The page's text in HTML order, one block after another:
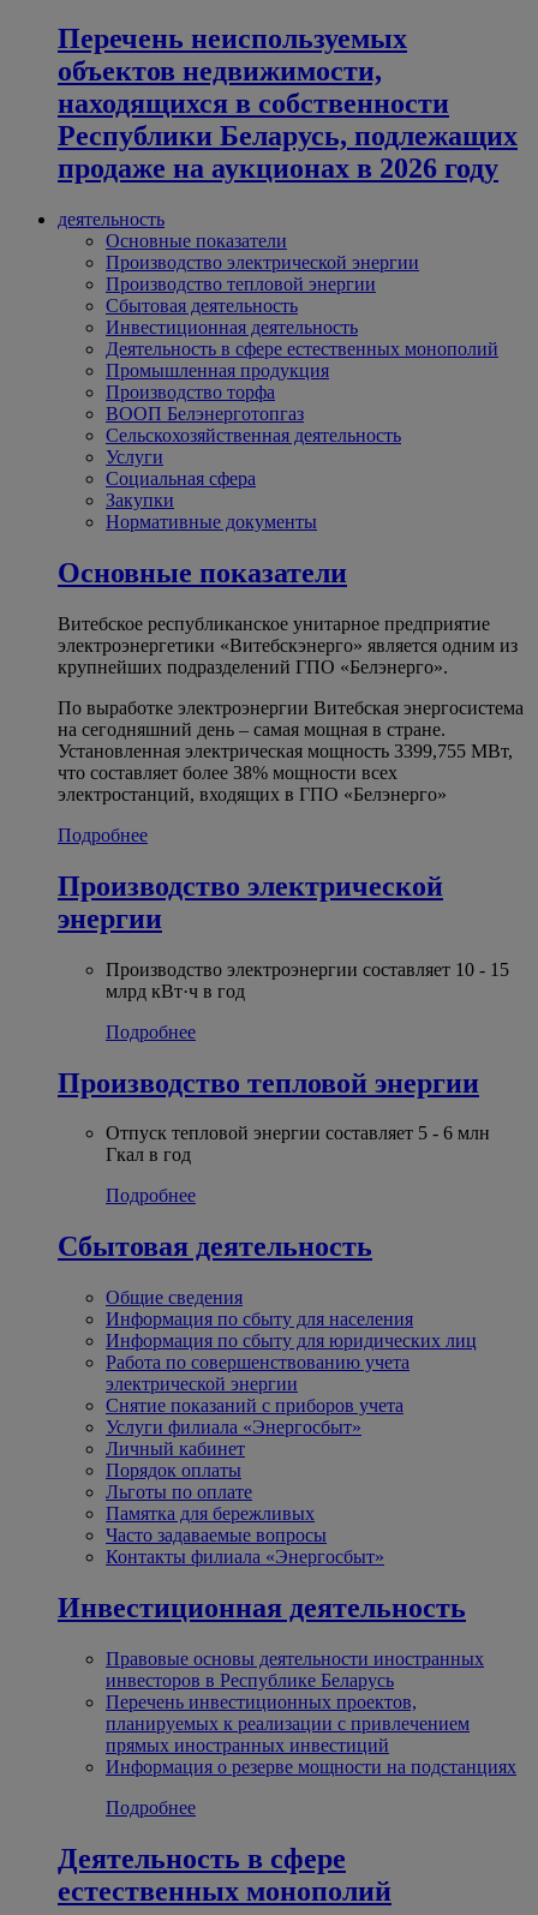
Перечень неиспользуемых
объектов недвижимости,
находящихся в собственности
Республики Беларусь, подлежащих
продаже на аукционах в 2026 году
деятельность
Основные показатели
Производство электрической энергии
Производство тепловой энергии
Сбытовая деятельность
Инвестиционная деятельность
Деятельность в сфере естественных монополий
Промышленная продукция
Производство торфа
ВООП Белэнерготопгаз
Сельскохозяйственная деятельность
Услуги
Социальная сфера
Закупки
Нормативные документы
Основные показатели
Витебское республиканское унитарное предприятие
электроэнергетики «Витебскэнерго» является одним из
крупнейших подразделений ГПО «Белэнерго».
По выработке электроэнергии Витебская энергосистема
на сегодняшний день – самая мощная в стране.
Установленная электрическая мощность 3399,755 МВт,
что составляет более 38% мощности всех
электростанций, входящих в ГПО «Белэнерго»
Подробнее
Производство электрической
энергии
Производство электроэнергии составляет 10 - 15
млрд кВт·ч в год
Подробнее
Производство тепловой энергии
Отпуск тепловой энергии составляет 5 - 6 млн
Гкал в год
Подробнее
Сбытовая деятельность
Общие сведения
Информация по сбыту для населения
Информация по сбыту для юридических лиц
Работа по совершенствованию учета
электрической энергии
Снятие показаний с приборов учета
Услуги филиала «Энергосбыт»
Личный кабинет
Порядок оплаты
Льготы по оплате
Памятка для бережливых
Часто задаваемые вопросы
Контакты филиала «Энергосбыт»
Инвестиционная деятельность
Правовые основы деятельности иностранных
инвесторов в Республике Беларусь
Перечень инвестиционных проектов,
планируемых к реализации с привлечением
прямых иностранных инвестиций
Информация о резерве мощности на подстанциях
Подробнее
Деятельность в сфере
естественных монополий